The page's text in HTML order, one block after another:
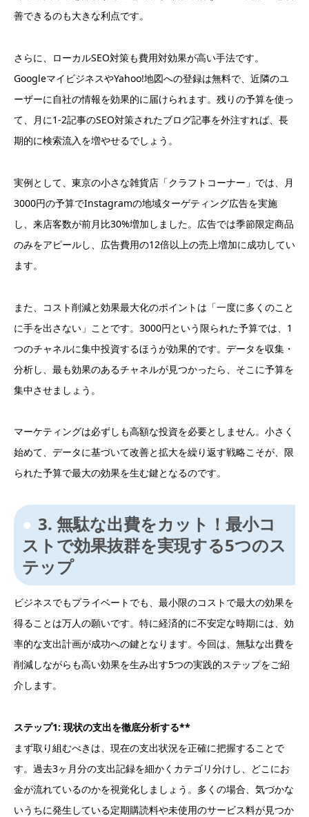
善できるのも大きな利点です。
さらに、ローカルSEO対策も費用対効果が高い手法です。
GoogleマイビジネスやYahoo!地図への登録は無料で、近隣のユ
ーザーに自社の情報を効果的に届けられます。残りの予算を使っ
て、月に1-2記事のSEO対策されたブログ記事を外注すれば、長
期的に検索流入を増やせるでしょう。
実例として、東京の小さな雑貨店「クラフトコーナー」では、月
3000円の予算でInstagramの地域ターゲティング広告を実施
し、来店客数が前月比30%増加しました。広告では季節限定商品
のみをアピールし、広告費用の12倍以上の売上増加に成功してい
ます。
また、コスト削減と効果最大化のポイントは「一度に多くのこと
に手を出さない」ことです。3000円という限られた予算では、1
つのチャネルに集中投資するほうが効果的です。データを収集・
分析し、最も効果のあるチャネルが見つかったら、そこに予算を
集中させましょう。
マーケティングは必ずしも高額な投資を必要としません。小さく
始めて、データに基づいて改善と拡大を繰り返す戦略こそが、限
られた予算で最大の効果を生む鍵となるのです。
3. 無駄な出費をカット！最小コ
ストで効果抜群を実現する5つのス
テップ
ビジネスでもプライベートでも、最小限のコストで最大の効果を
得ることは万人の願いです。特に経済的に不安定な時期には、効
率的な支出計画が成功への鍵となります。今回は、無駄な出費を
削減しながらも高い効果を生み出す5つの実践的ステップをご紹
介します。
ステップ1: 現状の支出を徹底分析する**
まず取り組むべきは、現在の支出状況を正確に把握することで
す。過去3ヶ月分の支出記録を細かくカテゴリ分けし、どこにお
金が流れているのかを視覚化しましょう。多くの場合、気づかな
いうちに発生している定期購読料や未使用のサービス料が見つか